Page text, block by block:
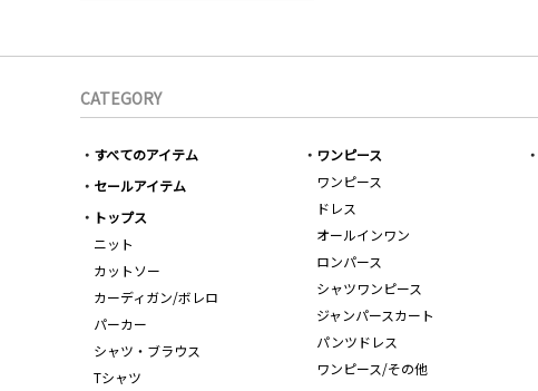
CATEGORY
すべてのアイテム
セールアイテム
トップス
ニット
カットソー
カーディガン/ボレロ
パーカー
シャツ・ブラウス
Tシャツ
ワンピース
ワンピース
ドレス
オールインワン
ロンパース
シャツワンピース
ジャンパースカート
パンツドレス
ワンピース/その他